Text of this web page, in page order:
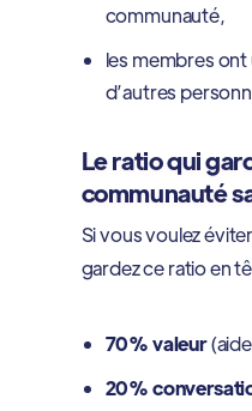
communauté,
les membres ont
d’autres
Le ratio qui
communauté
Si vous voulez
gardez ce ratio en
70% valeur
20%